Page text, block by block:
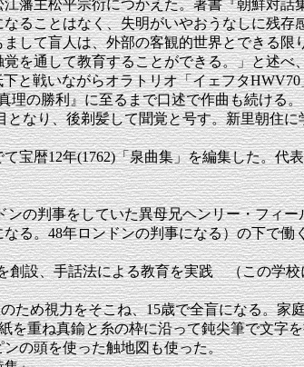
藩主松平宗衍につかえた。著書『朝鮮対話
ことはなく、失明がいやおうなしに残存
して盲人は、外部の客観的世界とできる限
を通して教育することができる。」と述べ
と戦いながらオラトリオ「イェフタ
理の勝利』に至るまで口述で作曲も続ける。
なり、後剃髪して聞覚と号す。新里朝住
暦12年(1762)「泉曲集」を編集した。代
の判事をしていた異母兄ヘンリー・フィー
る。48年ロンドンの判事になる）の下で
創設、手話法による教育を実践 （この学
ため視力をそこね、15歳で全盲になる。家
を重ね真鍮と糸の枠に沿って鈍尖筆で文字
の頭を使った触地図も使った。